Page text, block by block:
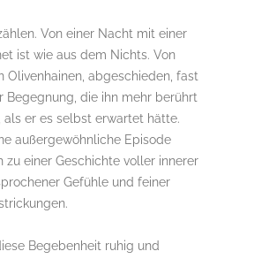
Von einer Nacht mit einer
ist wie aus dem Nichts. Von
Olivenhainen, abgeschieden, fast
Begegnung, die ihn mehr berührt
als er es selbst erwartet hätte.
außergewöhnliche Episode
zu einer Geschichte voller innerer
Gefühle und feiner
Begebenheit ruhig und